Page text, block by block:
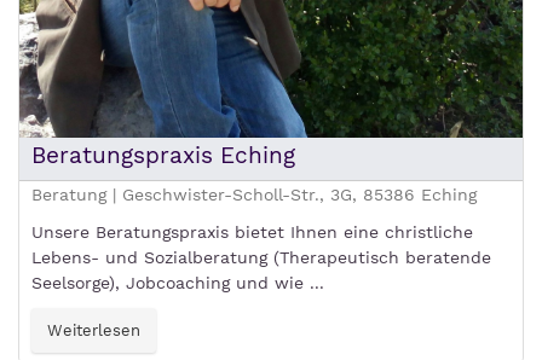
Beratungspraxis Eching
Beratung | Geschwister-Scholl-Str., 3G, 85386 Eching
Unsere Beratungspraxis bietet Ihnen eine christliche
Lebens- und Sozialberatung (Therapeutisch beratende
Seelsorge), Jobcoaching und wie ...
Weiterlesen